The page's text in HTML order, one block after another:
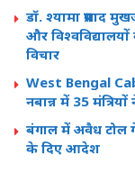
डॉ. श्यामा प्रसाद
और
विचार
West Bengal
नबान्न में 35
बंगाल में अवैध टोल
के दिए आदेश